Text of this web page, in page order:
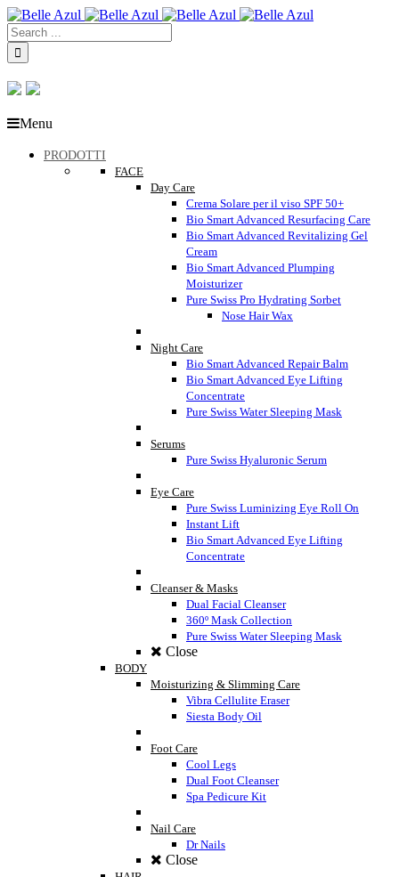
Menu
PRODOTTI
FACE
Day Care
Crema Solare per il viso SPF 50+
Bio Smart Advanced Resurfacing Care
Bio Smart Advanced Revitalizing Gel
Cream
Bio Smart Advanced Plumping
Moisturizer
Pure Swiss Pro Hydrating Sorbet
Nose Hair Wax
Night Care
Bio Smart Advanced Repair Balm
Bio Smart Advanced Eye Lifting
Concentrate
Pure Swiss Water Sleeping Mask
Serums
Pure Swiss Hyaluronic Serum
Eye Care
Pure Swiss Luminizing Eye Roll On
Instant Lift
Bio Smart Advanced Eye Lifting
Concentrate
Cleanser & Masks
Dual Facial Cleanser
360º Mask Collection
Pure Swiss Water Sleeping Mask
Close
BODY
Moisturizing & Slimming Care
Vibra Cellulite Eraser
Siesta Body Oil
Foot Care
Cool Legs
Dual Foot Cleanser
Spa Pedicure Kit
Nail Care
Dr Nails
Close